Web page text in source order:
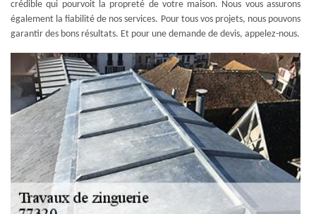
crédible qui pourvoit la propreté de votre maison. Nous vous assurons
également la fiabilité de nos services. Pour tous vos projets, nous pouvons
garantir des bons résultats. Et pour une demande de devis, appelez-nous.